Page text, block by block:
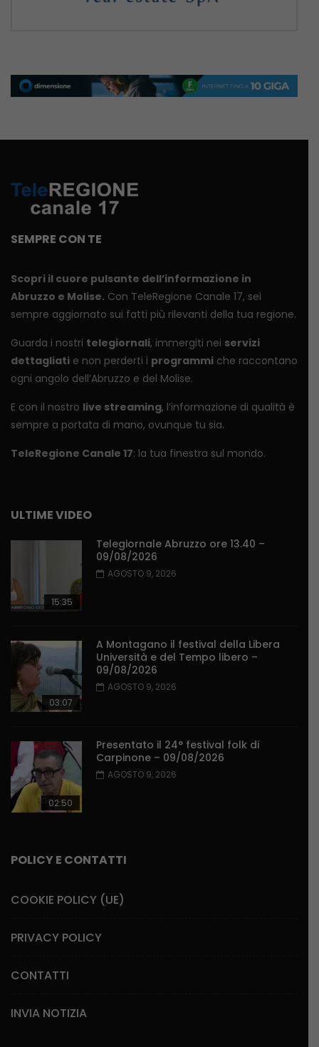
SEMPRE CON TE
Scopri il cuore pulsante dell’informazione in
Abruzzo e Molise. Con TeleRegione Canale 17, sei
sempre aggiornato sui fatti più rilevanti della tua regione.
Guarda i nostri telegiornali, immergiti nei servizi
dettagliati e non perderti i programmi che raccontano
ogni angolo dell’Abruzzo e del Molise.
E con il nostro live streaming, l’informazione di qualità è
sempre a portata di mano, ovunque tu sia.
TeleRegione Canale 17: la tua finestra sul mondo.
ULTIME VIDEO
15:35
Telegiornale Abruzzo ore 13.40 –
09/08/2026
AGOSTO 9, 2026
03:07
A Montagano il festival della Libera
Università e del Tempo libero –
09/08/2026
AGOSTO 9, 2026
02:50
Presentato il 24° festival folk di
Carpinone – 09/08/2026
AGOSTO 9, 2026
POLICY E CONTATTI
COOKIE POLICY (UE)
PRIVACY POLICY
CONTATTI
INVIA NOTIZIA